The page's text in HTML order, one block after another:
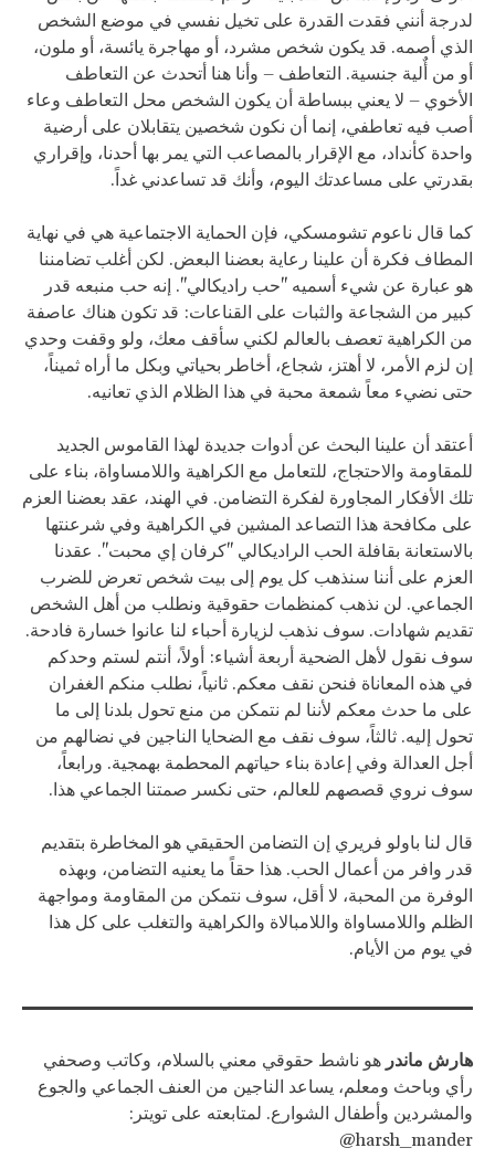
لدرجة أنني فقدت القدرة على تخيل نفسي في موضع الشخص
الذي أصمه. قد يكون شخص مشرد، أو مهاجرة يائسة، أو ملون،
أو من أٌلية جنسية. التعاطف – وأنا هنا أتحدث عن التعاطف
الأخوي – لا يعني ببساطة أن يكون الشخص محل التعاطف وعاء
أصب فيه تعاطفي، إنما أن نكون شخصين يتقابلان على أرضية
واحدة كأنداد، مع الإقرار بالمصاعب التي يمر بها أحدنا، وإقراري
بقدرتي على مساعدتك اليوم، وأنك قد تساعدني غداً.
كما قال ناعوم تشومسكي، فإن الحماية الاجتماعية هي في نهاية
المطاف فكرة أن علينا رعاية بعضنا البعض. لكن أغلب تضامننا
هو عبارة عن شيء أسميه "حب راديكالي". إنه حب منبعه قدر
كبير من الشجاعة والثبات على القناعات: قد تكون هناك عاصفة
من الكراهية تعصف بالعالم لكني سأقف معك، ولو وقفت وحدي
إن لزم الأمر، لا أهتز، شجاع، أخاطر بحياتي وبكل ما أراه ثميناً،
حتى نضيء معاً شمعة محبة في هذا الظلام الذي تعانيه.
أعتقد أن علينا البحث عن أدوات جديدة لهذا القاموس الجديد
للمقاومة والاحتجاج، للتعامل مع الكراهية واللامساواة، بناء على
تلك الأفكار المجاورة لفكرة التضامن. في الهند، عقد بعضنا العزم
على مكافحة هذا التصاعد المشين في الكراهية وفي شرعنتها
بالاستعانة بقافلة الحب الراديكالي "كرفان إي محبت". عقدنا
العزم على أننا سنذهب كل يوم إلى بيت شخص تعرض للضرب
الجماعي. لن نذهب كمنظمات حقوقية ونطلب من أهل الشخص
تقديم شهادات. سوف نذهب لزيارة أحباء لنا عانوا خسارة فادحة.
سوف نقول لأهل الضحية أربعة أشياء: أولاً، أنتم لستم وحدكم
في هذه المعاناة فنحن نقف معكم. ثانياً، نطلب منكم الغفران
على ما حدث معكم لأننا لم نتمكن من منع تحول بلدنا إلى ما
تحول إليه. ثالثاً، سوف نقف مع الضحايا الناجين في نضالهم من
أجل العدالة وفي إعادة بناء حياتهم المحطمة بهمجية. ورابعاً،
سوف نروي قصصهم للعالم، حتى نكسر صمتنا الجماعي هذا.
قال لنا باولو فريري إن التضامن الحقيقي هو المخاطرة بتقديم
قدر وافر من أعمال الحب. هذا حقاً ما يعنيه التضامن، وبهذه
الوفرة من المحبة، لا أقل، سوف نتمكن من المقاومة ومواجهة
الظلم واللامساواة واللامبالاة والكراهية والتغلب على كل هذا
في يوم من الأيام.
هارش ماندر هو ناشط حقوقي معني بالسلام، وكاتب وصحفي
رأي وباحث ومعلم، يساعد الناجين من العنف الجماعي والجوع
والمشردين وأطفال الشوارع. لمتابعته على تويتر:
@harsh_mander